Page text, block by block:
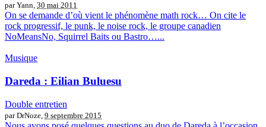
par Yann, 30 mai 2011
On se demande d’où vient le phénomène math rock… On cite le
rock progressif, le punk, le noise rock, le groupe canadien
NoMeansNo, Squirrel Baits ou Bastro…...
Musique
Dareda : Eilian Buluesu
Double entretien
par DrNoze, 9 septembre 2015